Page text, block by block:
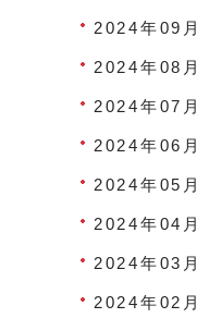
2024年09月
2024年08月
2024年07月
2024年06月
2024年05月
2024年04月
2024年03月
2024年02月